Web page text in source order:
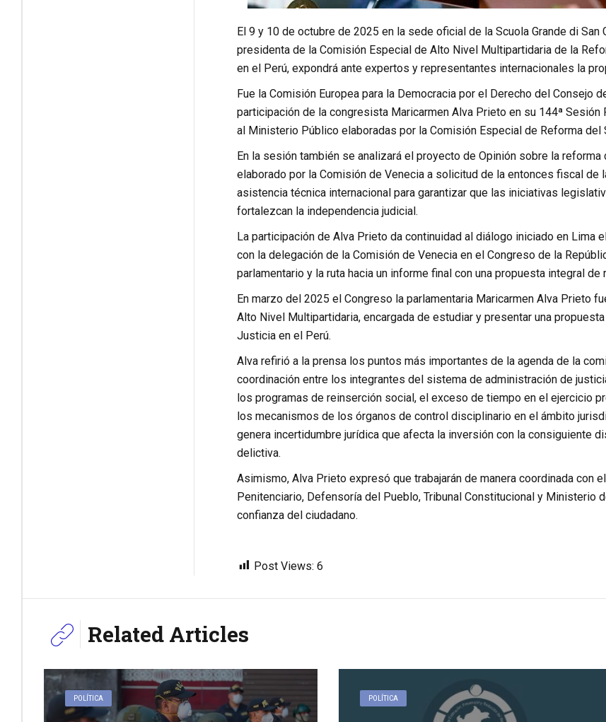
El 9 y 10 de octubre de 2025 en la sede oficial de la Scuola Grande di
presidenta de la Comisión Especial de Alto Nivel Multipartidaria de la
en el Perú, expondrá ante expertos y representantes internacionales la
Fue la Comisión Europea para la Democracia por el Derecho del Consejo
participación de la congresista Maricarmen Alva Prieto en su 144ª
al Ministerio Público elaboradas por la Comisión Especial de Reforma
En la sesión también se analizará el proyecto de Opinión sobre la
elaborado por la Comisión de Venecia a solicitud de la entonces fiscal de
asistencia técnica internacional para garantizar que las iniciativas
fortalezcan la independencia judicial.
La participación de Alva Prieto da continuidad al diálogo iniciado en Lima
con la delegación de la Comisión de Venecia en el Congreso de la
parlamentario y la ruta hacia un informe final con una propuesta integral de
En marzo del 2025 el Congreso la parlamentaria Maricarmen Alva Prieto
Alto Nivel Multipartidaria, encargada de estudiar y presentar una
Justicia en el Perú.
Alva refirió a la prensa los puntos más importantes de la agenda de la
coordinación entre los integrantes del sistema de administración de
los programas de reinserción social, el exceso de tiempo en el ejercicio
los mecanismos de los órganos de control disciplinario en el ámbito
genera incertidumbre jurídica que afecta la inversión con la consiguiente
delictiva.
Asimismo, Alva Prieto expresó que trabajarán de manera coordinada
Penitenciario, Defensoría del Pueblo, Tribunal Constitucional y Ministerio
confianza del ciudadano.
Post Views: 6
Related Articles
POLÍTICA POLÍTICA